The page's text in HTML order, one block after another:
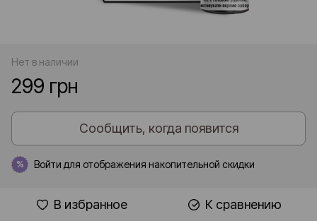
Нет в наличии
299 грн
Сообщить, когда появится
% Войти для отображения накопительной скидки
В избранное К сравнению